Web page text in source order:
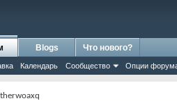
Календарь Сообщество Опции
Blogs Что нового?